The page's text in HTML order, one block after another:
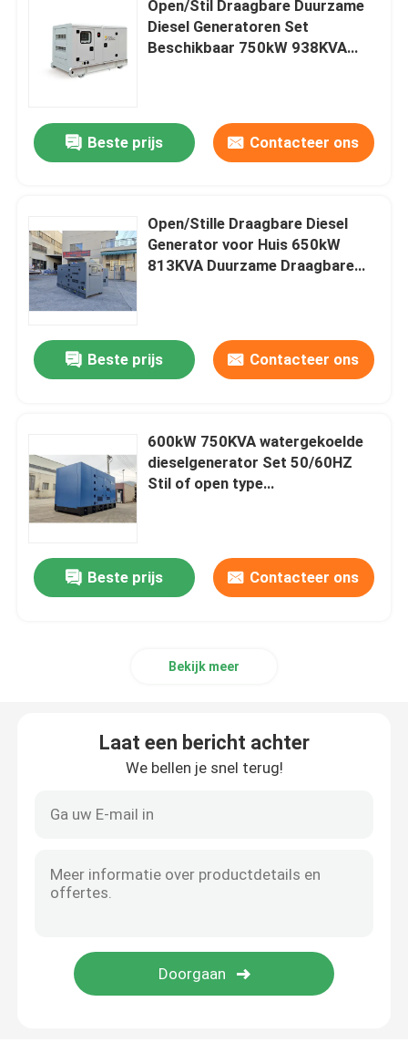
Open dieselgenerator
Yanmar diesel generators
Baudouin-dieselgenerator
Deutz Diesel Generators
Open/Stil Draagbare Duurzame
Diesel Generatoren Set
Beschikbaar 750kW 938KVA
Beste prijs Contacteer ons
Open/Stille Draagbare Diesel
Generator voor Huis 650kW
813KVA Duurzame Draagbare
Beste prijs Contacteer ons
600kW 750KVA watergekoelde
dieselgenerator Set 50/60HZ
Stil of open type
Beste prijs Contacteer ons
Bekijk meer
Laat een bericht achter
We bellen je snel terug!